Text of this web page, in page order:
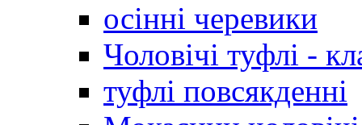
осінні черевики
Чоловічі туфлі -
туфлі повсякденні